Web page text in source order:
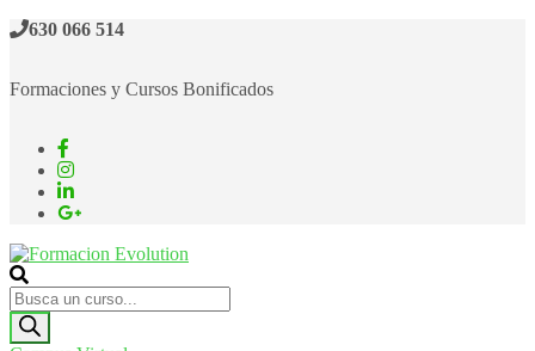
Saltar630 066 514
Formaciones y Cursos Bonificados
Formacion Evolution
Cursos de formación continua
Búsqueda
de
productos